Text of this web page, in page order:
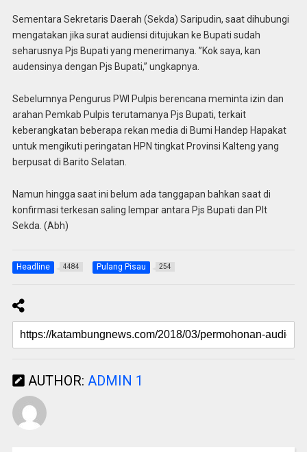
Sementara Sekretaris Daerah (Sekda) Saripudin, saat dihubungi
mengatakan jika surat audiensi ditujukan ke Bupati sudah
seharusnya Pjs Bupati yang menerimanya. ”Kok saya, kan
audensinya dengan Pjs Bupati,” ungkapnya.
Sebelumnya Pengurus PWI Pulpis berencana meminta izin dan
arahan Pemkab Pulpis terutamanya Pjs Bupati, terkait
keberangkatan beberapa rekan media di Bumi Handep Hapakat
untuk mengikuti peringatan HPN tingkat Provinsi Kalteng yang
berpusat di Barito Selatan.
Namun hingga saat ini belum ada tanggapan bahkan saat di
konfirmasi terkesan saling lempar antara Pjs Bupati dan Plt
Sekda. (Abh)
Headline 4484 Pulang Pisau 254
AUTHOR: ADMIN 1